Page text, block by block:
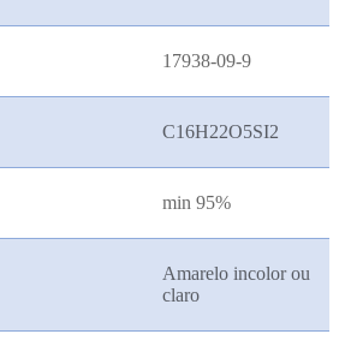
17938-09-9
C16H22O5SI2
min 95%
Amarelo incolor ou
claro